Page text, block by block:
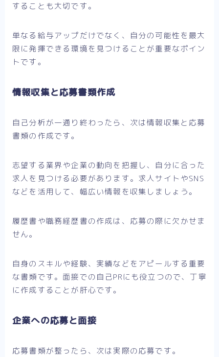
することも大切です。
単なる給与アップだけでなく、自分の可能性を最大
限に発揮できる環境を見つけることが重要なポイン
トです。
情報収集と応募書類作成
自己分析が一通り終わったら、次は情報収集と応募
書類の作成です。
志望する業界や企業の動向を把握し、自分に合った
求人を見つける必要があります。求人サイトやSNS
などを活用して、幅広い情報を収集しましょう。
履歴書や職務経歴書の作成は、応募の際に欠かせま
せん。
自身のスキルや経験、実績などをアピールする重要
な書類です。面接での自己PRにも役立つので、丁寧
に作成することが肝心です。
企業への応募と面接
応募書類が整ったら、次は実際の応募です。